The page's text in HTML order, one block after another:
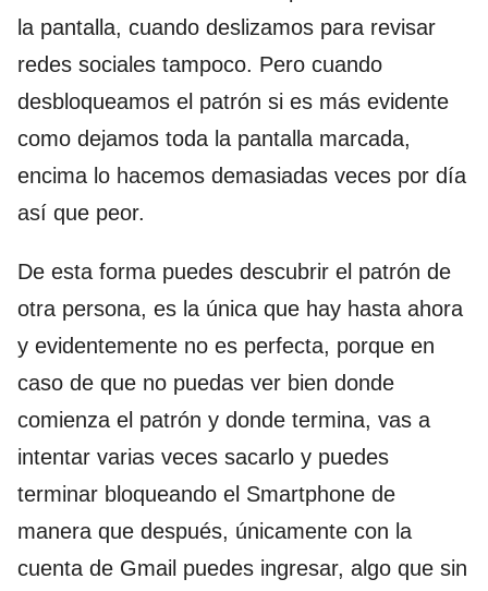
la pantalla, cuando deslizamos para revisar
redes sociales tampoco. Pero cuando
desbloqueamos el patrón si es más evidente
como dejamos toda la pantalla marcada,
encima lo hacemos demasiadas veces por día
así que peor.
De esta forma puedes descubrir el patrón de
otra persona, es la única que hay hasta ahora
y evidentemente no es perfecta, porque en
caso de que no puedas ver bien donde
comienza el patrón y donde termina, vas a
intentar varias veces sacarlo y puedes
terminar bloqueando el Smartphone de
manera que después, únicamente con la
cuenta de Gmail puedes ingresar, algo que sin